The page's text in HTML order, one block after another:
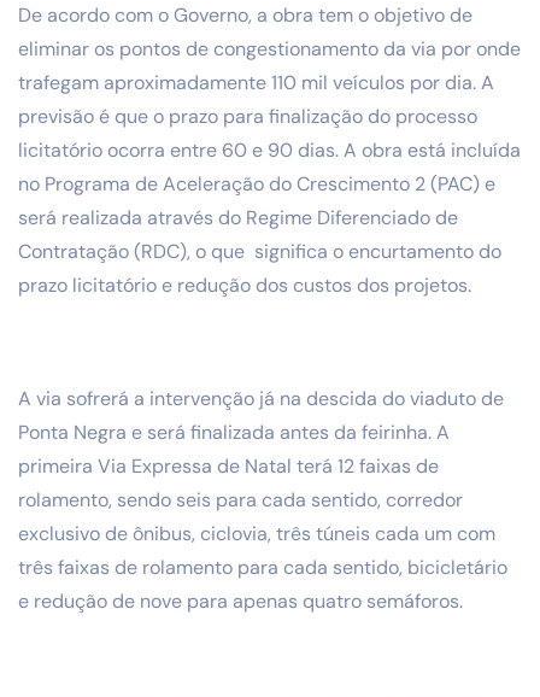
De acordo com o Governo, a obra tem o objetivo de
eliminar os pontos de congestionamento da via por onde
trafegam aproximadamente 110 mil veículos por dia. A
previsão é que o prazo para finalização do processo
licitatório ocorra entre 60 e 90 dias. A obra está incluída
no Programa de Aceleração do Crescimento 2 (PAC) e
será realizada através do Regime Diferenciado de
Contratação (RDC), o que significa o encurtamento do
prazo licitatório e redução dos custos dos projetos.
A via sofrerá a intervenção já na descida do viaduto de
Ponta Negra e será finalizada antes da feirinha. A
primeira Via Expressa de Natal terá 12 faixas de
rolamento, sendo seis para cada sentido, corredor
exclusivo de ônibus, ciclovia, três túneis cada um com
três faixas de rolamento para cada sentido, bicicletário
e redução de nove para apenas quatro semáforos.